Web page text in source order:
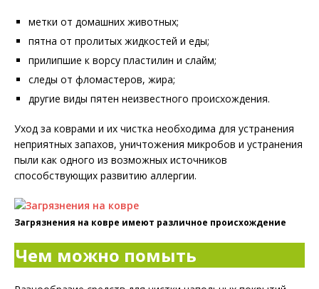
метки от домашних животных;
пятна от пролитых жидкостей и еды;
прилипшие к ворсу пластилин и слайм;
следы от фломастеров, жира;
другие виды пятен неизвестного происхождения.
Уход за коврами и их чистка необходима для устранения
неприятных запахов, уничтожения микробов и устранения
пыли как одного из возможных источников
способствующих развитию аллергии.
Загрязнения на ковре имеют различное происхождение
Чем можно помыть